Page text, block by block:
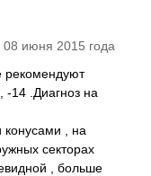
08 июня 2015 года
рекомендуют
-14 .Диагноз на
конусами , на
секторах
, больше